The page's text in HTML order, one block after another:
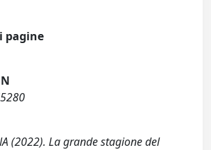
pagine
(2022). La grande stagione del